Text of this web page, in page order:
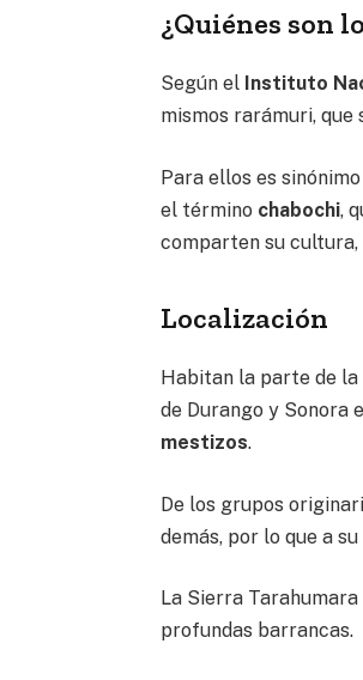
¿Quiénes son
Según el Instituto
mismos rarámuri, que
Para ellos es
el término chabochi,
comparten su
Localización
Habitan la parte de la
de Durango y Sonora
mestizos.
De los grupos
demás, por lo que a
La Sierra
profundas barrancas.